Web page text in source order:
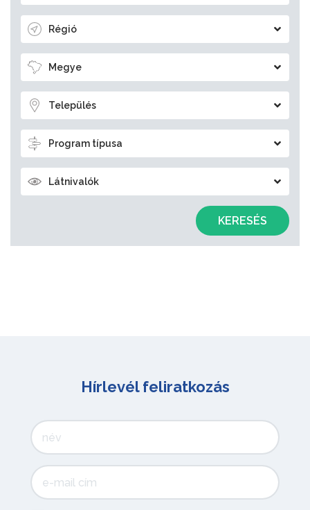
Régió
Megye
Település
Program típusa
Látnivalók
KERESÉS
Hírlevél feliratkozás